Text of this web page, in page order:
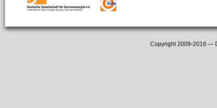
Copyright 2009-2016 —